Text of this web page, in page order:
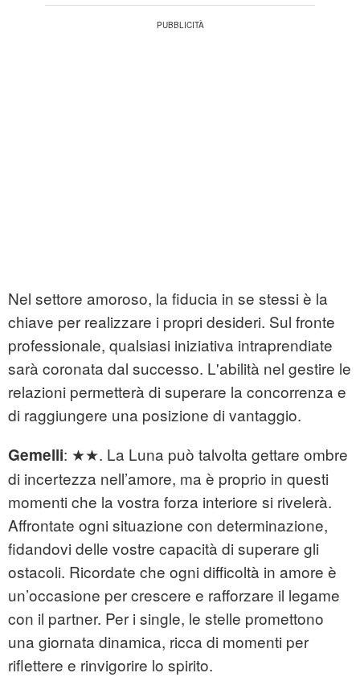
Nel settore amoroso, la fiducia in se stessi è la
chiave per realizzare i propri desideri. Sul fronte
professionale, qualsiasi iniziativa intraprendiate
sarà coronata dal successo. L'abilità nel gestire le
relazioni permetterà di superare la concorrenza e
di raggiungere una posizione di vantaggio.
Gemelli: ★★. La Luna può talvolta gettare ombre
di incertezza nell’amore, ma è proprio in questi
momenti che la vostra forza interiore si rivelerà.
Affrontate ogni situazione con determinazione,
fidandovi delle vostre capacità di superare gli
ostacoli. Ricordate che ogni difficoltà in amore è
un’occasione per crescere e rafforzare il legame
con il partner. Per i single, le stelle promettono
una giornata dinamica, ricca di momenti per
riflettere e rinvigorire lo spirito.